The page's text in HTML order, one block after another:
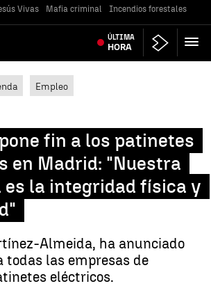
Vivas Mafia criminal Incendios forestales
ÚLTIMA
HORA
Empleo
fin a los patinetes
en Madrid: "Nuestra
es la integridad física y
Almeida, ha anunciado
todas las empresas de
eléctricos.